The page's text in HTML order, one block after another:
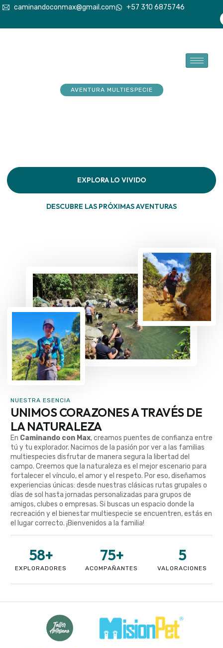
caminandoconmax@gmail.com +57 310 6875746
AVENTURA MULTIESPECIE
EXPLORA LO VIVIDO
DESCUBRE LAS PRÓXIMAS AVENTURAS
NUESTRA ESENCIA
UNIMOS CORAZONES A TRAVÉS DE
LA NATURALEZA
En Caminando con Max, creamos puentes de confianza entre
tú y tu explorador. Nacimos de la pasión por ver a las familias
multiespecies disfrutar de manera segura la libertad del
campo. Creemos que la naturaleza es el mejor escenario para
fortalecer el vínculo, el amor y el respeto. Por eso, diseñamos
experiencias únicas: desde nuestras clásicas rutas grupales o
días de sol hasta jornadas personalizadas para grupos de
amigos, clubes o empresas. Si buscas un espacio donde la
recreación y el bienestar multiespecie se encuentren, estás en
el lugar correcto. ¡Bienvenidos a la familia!
EXPLORADORES
58+
ACOMPAÑANTES
75+
VALORACIONES
5